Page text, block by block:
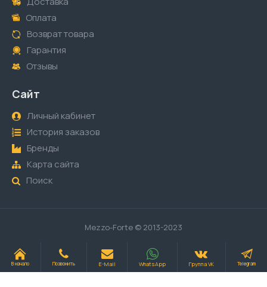
Оплата
Возврат товара
Гарантия
Отзывы
Сайт
Личный кабинет
История заказов
Бренды
Карта сайта
Поиск
Mezzo-Forte © 2013-2023
В начало Позвонить E-Mail WhatsApp Группа VK Telegram